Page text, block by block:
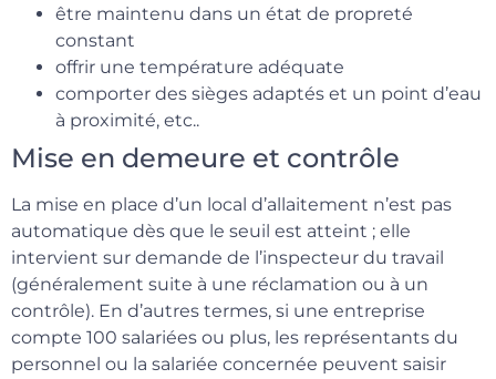
être maintenu dans un état de propreté
constant
offrir une température adéquate
comporter des sièges adaptés et un point d’eau
à proximité, etc..
Mise en demeure et contrôle
La mise en place d’un local d’allaitement n’est pas
automatique dès que le seuil est atteint ; elle
intervient sur demande de l’inspecteur du travail
(généralement suite à une réclamation ou à un
contrôle). En d’autres termes, si une entreprise
compte 100 salariées ou plus, les représentants du
personnel ou la salariée concernée peuvent saisir